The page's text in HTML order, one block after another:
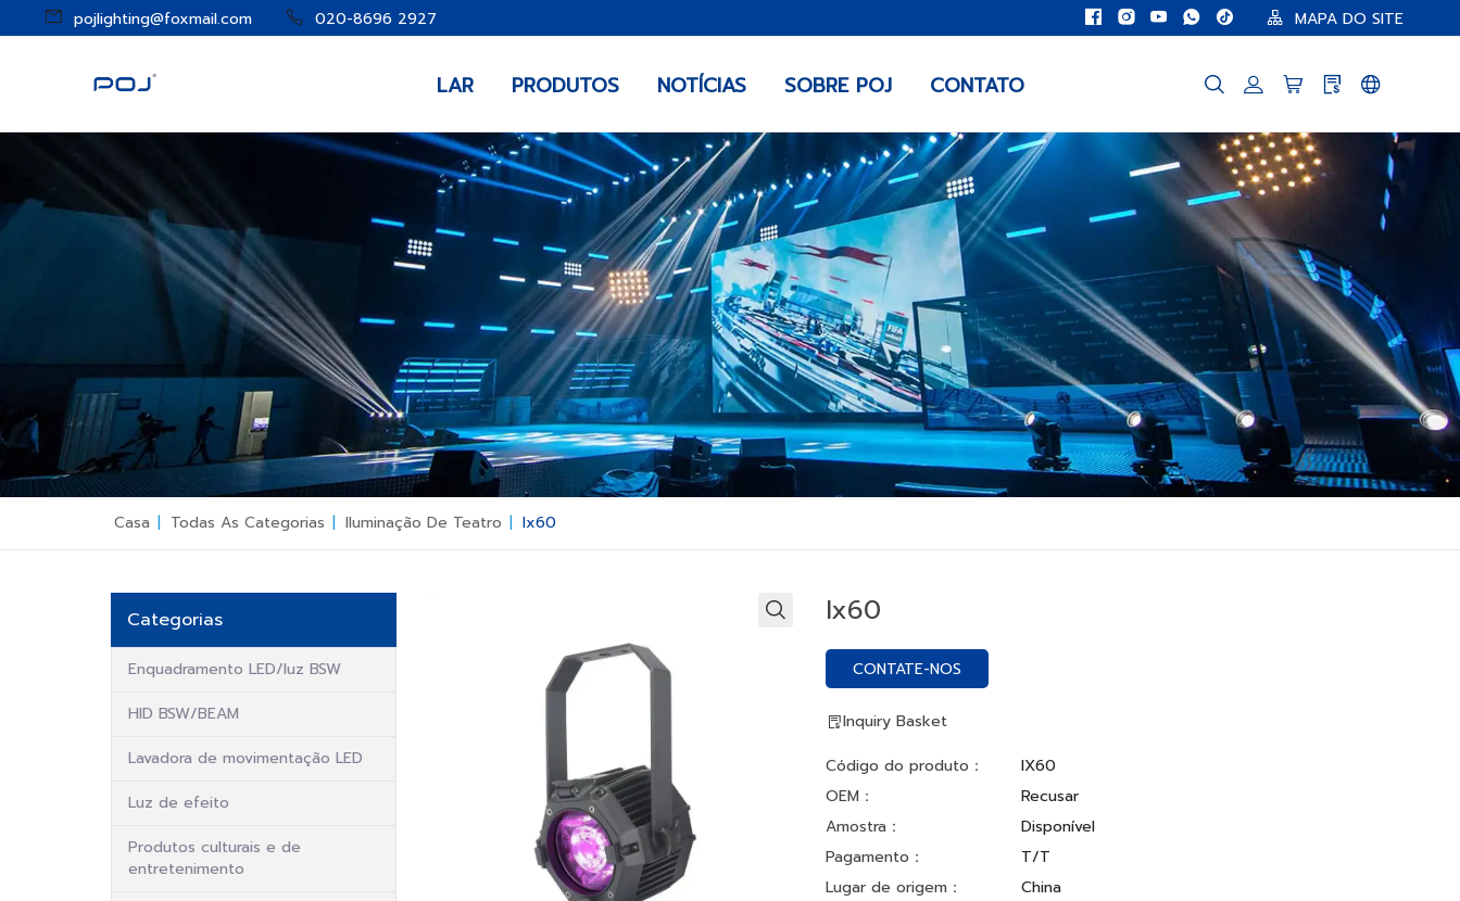
pojlighting@foxmail.com 020-8696 2927 MAPA DO SITE
LAR PRODUTOS NOTÍCIAS SOBRE POJ CONTATO
Casa | Todas As Categorias | Iluminação De Teatro | Ix60
Categorias
Enquadramento LED/luz BSW
HID BSW/BEAM
Lavadora de movimentação LED
Luz de efeito
Produtos culturais e de
entretenimento
Ix60
CONTATE-NOS
Inquiry Basket
Código do produto：
IX60
OEM：
Recusar
Amostra：
Disponível
Pagamento：
T/T
Lugar de origem：
China